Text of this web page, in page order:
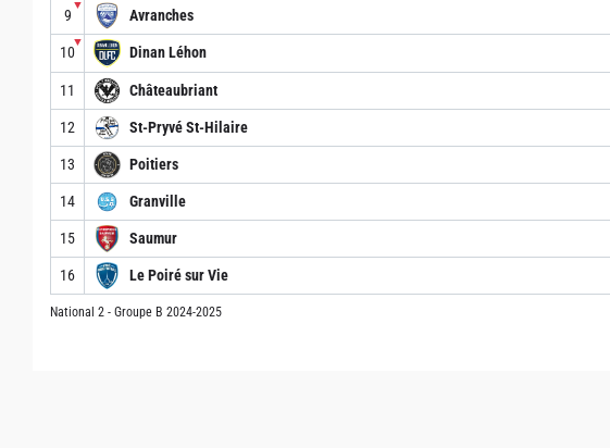
9
▼
Avranches
10
▼
Dinan Léhon
11 Châteaubriant
12 St-Pryvé St-Hilaire
13 Poitiers
14 Granville
15 Saumur
16 Le Poiré sur Vie
National 2 - Groupe B 2024-2025